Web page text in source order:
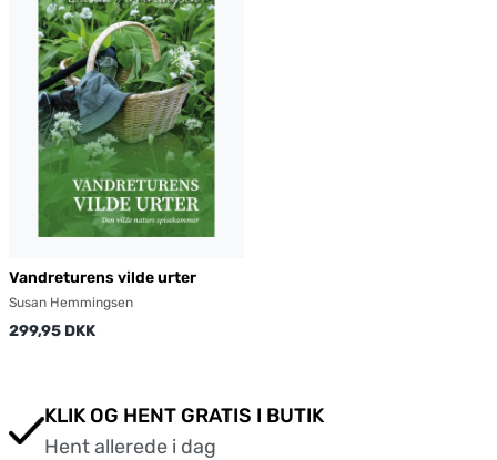
Vandreturens vilde urter
Susan Hemmingsen
299,95 DKK
KLIK OG HENT GRATIS I BUTIK
Hent allerede i dag